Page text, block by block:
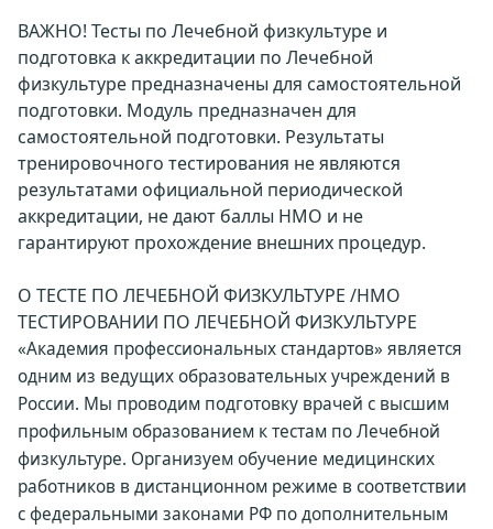
ВАЖНО! Тесты по Лечебной физкультуре и
подготовка к аккредитации по Лечебной
физкультуре предназначены для самостоятельной
подготовки. Модуль предназначен для
самостоятельной подготовки. Результаты
тренировочного тестирования не являются
результатами официальной периодической
аккредитации, не дают баллы НМО и не
гарантируют прохождение внешних процедур.
О ТЕСТЕ ПО ЛЕЧЕБНОЙ ФИЗКУЛЬТУРЕ /НМО
ТЕСТИРОВАНИИ ПО ЛЕЧЕБНОЙ ФИЗКУЛЬТУРЕ
«Академия профессиональных стандартов» является
одним из ведущих образовательных учреждений в
России. Мы проводим подготовку врачей с высшим
профильным образованием к тестам по Лечебной
физкультуре. Организуем обучение медицинских
работников в дистанционном режиме в соответствии
с федеральными законами РФ по дополнительным